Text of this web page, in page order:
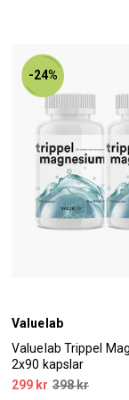
-24%
Valuelab
Valuelab Trippel
2x90 kapslar
299 kr 398 kr